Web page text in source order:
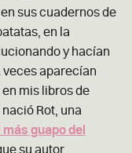
en sus cuadernos de
en la
y hacían
veces aparecían
mis libros de
Rot, una
más guapo del
su autor